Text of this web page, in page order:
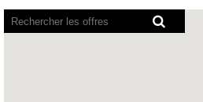
Les
lecteurs